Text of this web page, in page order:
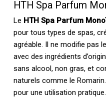
HTH Spa Parfum
Le HTH Spa Parfum
pour tous types de spas,
agréable. Il ne modifie pas
avec des ingrédients
sans alcool, non gras, et
naturels comme le
pour une utilisation pratique.